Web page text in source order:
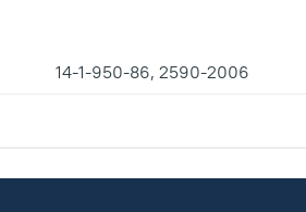
14-1-950-86, 2590-2006